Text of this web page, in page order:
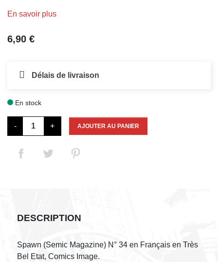
En savoir plus
6,90 €
Délais de livraison
En stock
- + AJOUTER AU PANIER
DESCRIPTION
Spawn (Semic Magazine) N° 34 en Français en Très
Bel Etat, Comics Image.